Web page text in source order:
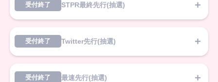
受付終了 STPR最終先行(抽選)
受付終了 Twitter先行(抽選)
受付終了 最速先行(抽選)